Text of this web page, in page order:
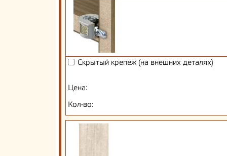
Скрытый крепеж (на внешних деталях)
Цена:
Кол-во: